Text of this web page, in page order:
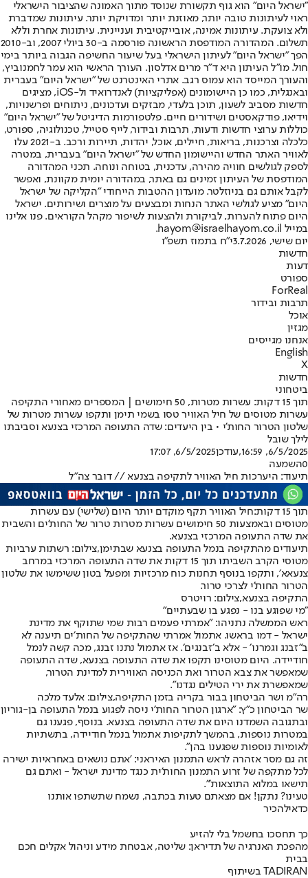
"ישראל היום" הוא גוף תקשורת שנוסד מתוך האמונה שהציבור הישראלי
ראוי לעיתונות טובה יותר, מאוזנת יותר ומדויקת יותר. עיתונות שמדברת
ולא צועקת. עיתונות אמינה, אובייקטיבית ועניינית. עיתונות אחרת וללא
תשלום. המהדורה המודפסת הראשונה פורסמה ב-30 ביולי 2007, וב-2010
הפך "ישראל היום" לעיתון הישראלי בעל שיעור החשיפה הגבוה ביותר בימי
חול. מו"ל העיתון היא ד"ר מרים אדלסון. העורך הראשי הוא עמר לחמנוביץ,
והעורך המייסד הוא עמוס רגב. אתרי האינטרנט של "ישראל היום" בעברית
ובאנגלית, כמו כן היישומונים (אפליקציות) לאנדרואיד ול-iOS, מציגים
חדשות מסביב לשעון, תוכן בלעדי, מבזקים ועדכונים, ניתוחים ופרשנויות,
וידיאו, פודקאסטים ושידורים חיים. פלטפורמות הדיגיטל של "ישראל היום"
כוללות ערוצי חדשות ודעות, תרבות ובידור, לייף סטייל, טכנולוגיה, ספורט,
כלכלה וצרכנות, בריאות, חיילים, אוכל, יהדות, תיירות ורכב. ב-2021 עלו
לאוויר האתר החדש והיישומון החדש של "ישראל היום" בעברית, במטרה
לספק לגולשים חוויה מהירה, עדכנית, בטוחה ונוחה. תכני המהדורה
המודפסת של העיתון זמינים גם באתר, במהדורה יומית מקוונת, ואפשר
לקבל אותם גם בניוזלטר. מועדון ההטבות הייחודי "הקליקה של ישראל
היום" מציע לגולשי האתר הנחות ומבצעים על מוצרים ושירותים. ישראל
היום פתוח להערות, לביקורת ולהצעות לשיפור מקהל הקוראים. פנו אלינו
במייל hayom@israelhayom.co.il.
יום שישי, 3.7.2026
י"ח בתמוז תשפ"ו
חדשות
דעות
ספורט
ForReal
תרבות ובידור
אוכל
מגזין
אנחנו מגייסים
English
X
חדשות
ביטחוני
תוך 15 דקות: עשרות מטרות, 50 חימושים | המספרים מאחורי התקיפה
עשרות מטוסים של חיל האוויר טסו בשמי תימן ותקפו עשרות מטרות של
שלטון הטרור החות'י • בין היעדים: שדה התעופה המרכזי בצנעא וסביבתו
לילך שובל
6/5/2025, 16:59
,עודכן6/5/2025, 17:07
0השמעה
תיעוד: היערכות חיל האוויר לתקיפה בצנעא // דובר צה"ל
תוך 15 דקות:
חיל האוויר תקף מוקדם יותר היום (שלישי) עם עשרות
מטוסים ובאמצעות 50 חימושים עשרות מטרות טרור של החות'ים והשבית
את שדה התעופה המרכזי בצנעא.
תיעודים מהתקיפה בנמל התעופה בצנעא שבתימן,צילום: רשתות ערביות
מטוסי הקרב השביתו תוך 15 דקות את שדה התעופה המרכזי במרחב
צנעאא׳, ותקפו בנוסף תחנות כוח מרכזיות ומפעל בטון ששימשו את שלטון
הטרור החות'י לצרכי טרור.
התקיפה בצנעא,צילום: רויטרס
"מי שפוגע בנו - נפגע בו שבעתיים"
ראש הממשלה נתניהו: "אמרתי פעמים רבות שמי שתוקף את מדינת
ישראל - דמו בראשו. אתמול אמרתי שהתקיפה של החות׳ים תיענה לא
ב״זבנג וגמרנו׳ - אלא ב׳זבנגים׳. אז אתמול נתנו זבנג, מכה קשה לנמל
חודיידה. היום מטוסינו תקפו את שדה התעופה בצנעא, שדה התעופה
שמאפשר את צבא הטרור ואת הכניסה האווירית למדינת הטרור,
שמאפשרת את ירי הטילים נגדנו".
רה"מ ושר הביטחון בבור בקריה בזמן התקיפה,צילום: אלעד מלכה
שר הביטחון כ"ץ: "ארגון הטרור החות'י ניסה לפגוע בנמל התעופה בן-גוריון
ובתגובה השמדנו היום את שדה התעופה בצנעא. בנוסף, פגענו גם
במטרות נוספות, בהמשך לתקיפות אתמול בנמל חודיידה, בתשתיות
לאומיות נוספות שפגענו בהן".
זה גם מסר אזהרה לראש התמנון האיראני: 'אתם נושאים באחראיות ישירה
לכל מתקפה של זרוע התמנון החות'ית כנגד מדינת ישראל - ואתם גם
תישאו במלוא התוצאות'".
טעינו? נתקן! אם מצאתם טעות בכתבה, נשמח שתשתפו אותנו
כדאילהכיר
כך תחסכו בחשמל בלי להזיע
מהפכת האנרגיה של תדיראן: שליטה, אבטחת מידע וניהול אקלים חכם
בבית
בשיתוף TADIRAN